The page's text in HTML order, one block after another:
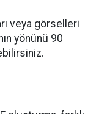
veya görselleri
yönünü 90